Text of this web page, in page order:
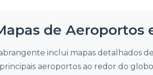
de Aeroportos
inclui mapas detalhados
aeroportos ao redor do